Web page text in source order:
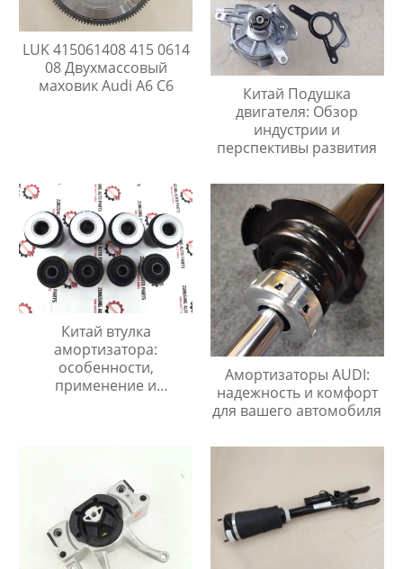
LUK 415061408 415 0614
08 Двухмассовый
маховик Audi A6 C6
Китай Подушка
двигателя: Обзор
индустрии и
перспективы развития
Китай втулка
амортизатора:
особенности,
применение и
Амортизаторы AUDI:
надежность и комфорт
для вашего автомобиля